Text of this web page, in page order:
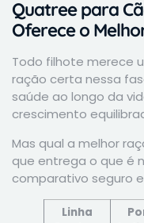
Quatree para
Oferece o
Todo filhote merece
ração certa nessa
saúde ao longo da
crescimento
Mas qual a melhor
que entrega o que é
comparativo seguro
Linha